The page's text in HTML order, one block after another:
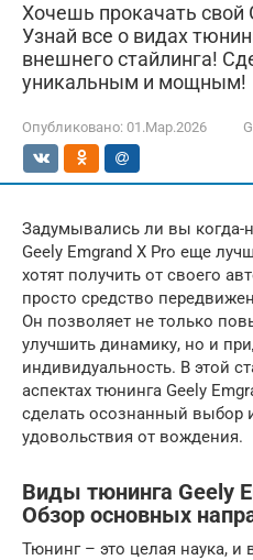
Хочешь прокачать свой
Узнай все о видах
внешнего стайлинга!
уникальным и мощным!
Опубликовано: 01.Мар.2026
Задумывались ли вы когда-
Geely Emgrand X Pro еще
хотят получить от своего
просто средство
Он позволяет не только
улучшить динамику, но и
индивидуальность. В этой
аспектах тюнинга Geely
сделать осознанный выбор
удовольствия от вождения.
Виды тюнинга Geely
Обзор основных
Тюнинг – это целая наука, и